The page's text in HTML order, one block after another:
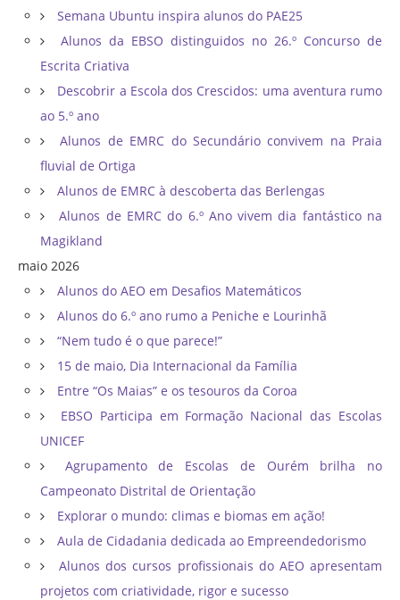
Semana Ubuntu inspira alunos do PAE25
Alunos da EBSO distinguidos no 26.º Concurso de
Escrita Criativa
Descobrir a Escola dos Crescidos: uma aventura rumo
ao 5.º ano
Alunos de EMRC do Secundário convivem na Praia
fluvial de Ortiga
Alunos de EMRC à descoberta das Berlengas
Alunos de EMRC do 6.º Ano vivem dia fantástico na
Magikland
maio 2026
Alunos do AEO em Desafios Matemáticos
Alunos do 6.º ano rumo a Peniche e Lourinhã
“Nem tudo é o que parece!”
15 de maio, Dia Internacional da Família
Entre “Os Maias” e os tesouros da Coroa
EBSO Participa em Formação Nacional das Escolas
UNICEF
Agrupamento de Escolas de Ourém brilha no
Campeonato Distrital de Orientação ​
Explorar o mundo: climas e biomas em ação!
Aula de Cidadania dedicada ao Empreendedorismo
Alunos dos cursos profissionais do AEO apresentam
projetos com criatividade, rigor e sucesso